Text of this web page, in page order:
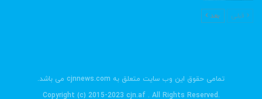
قبلی بعد
تمامی حقوق این وب سایت متعلق به cjnnews.com می باشد.
.Copyright (c) 2015-2023 cjn.af . All Rights Reserved